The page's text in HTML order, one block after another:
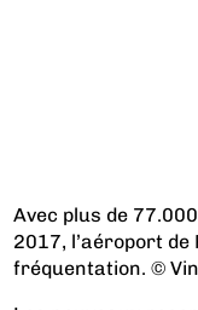
Avec plus de
2017, l’aéroport
fréquentation. ©